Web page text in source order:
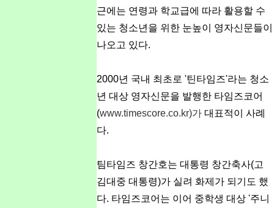
근에는 연령과 학교급에 따라 활용할 수
있는 청소년을 위한 눈높이 영자신문들이
나오고 있다.
2000년 국내 최초로 '틴타임즈'라는 청소
년 대상 영자신문을 발행한 타임즈코어
(www.timescore.co.kr)가 대표적이 사례
다.
팀타임즈 창간호는 대통령 창간축사(고
김대중 대통령)가 실려 화제가 되기도 했
다. 타임즈코어는 이어 중학생 대상 '주니